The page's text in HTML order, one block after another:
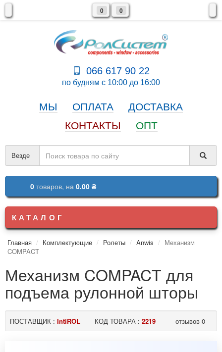
0 0
066 617 90 22
по будням с 10:00 до 16:00
МЫ ОПЛАТА
ДОСТАВКА
КОНТАКТЫ
ОПТ
Везде
0 товаров, на 0.00 ₴
КАТАЛОГ
Главная Комплектующие Ролеты Anwis
Механизм
COMPACT
Механизм COMPACT для
подъема рулонной шторы
ПОСТАВЩИК : IntiROL КОД ТОВАРА : 2219 отзывов 0